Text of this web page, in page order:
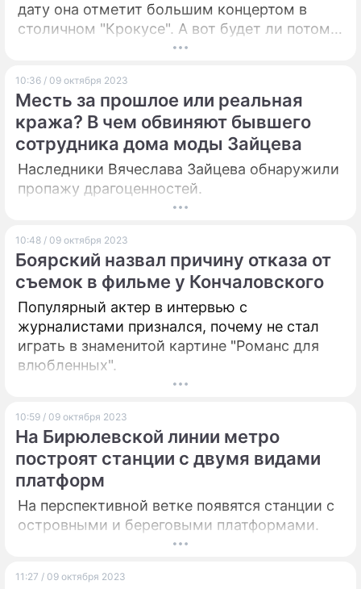
дату она отметит большим концертом в
столичном "Крокусе". А вот будет ли потом
пир горой и дым коромыслом? Об этом
певицу на праздновании дня рождения
телеканала МУЗ-ТВ в Кремле.
10:36 / 09 октября 2023
Месть за прошлое или реальная
кража? В чем обвиняют бывшего
сотрудника дома моды Зайцева
Наследники Вячеслава Зайцева обнаружили
пропажу драгоценностей.
10:48 / 09 октября 2023
Боярский назвал причину отказа от
съемок в фильме у Кончаловского
Популярный актер в интервью с
журналистами признался, почему не стал
играть в знаменитой картине "Романс для
влюбленных".
10:59 / 09 октября 2023
На Бирюлевской линии метро
построят станции с двумя видами
платформ
На перспективной ветке появятся станции с
островными и береговыми платформами.
11:27 / 09 октября 2023